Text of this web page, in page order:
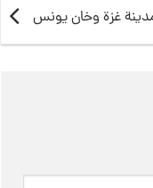
غزة وخان يونس